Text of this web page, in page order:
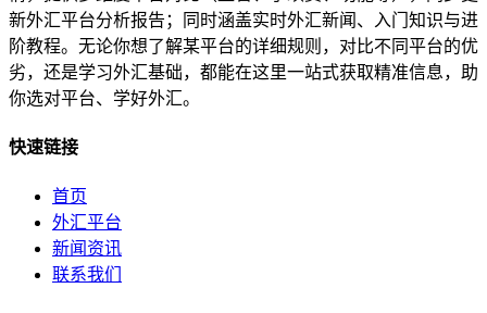
新外汇平台分析报告；同时涵盖实时外汇新闻、入门知识与进
阶教程。无论你想了解某平台的详细规则，对比不同平台的优
劣，还是学习外汇基础，都能在这里一站式获取精准信息，助
你选对平台、学好外汇。
快速链接
首页
外汇平台
新闻资讯
联系我们